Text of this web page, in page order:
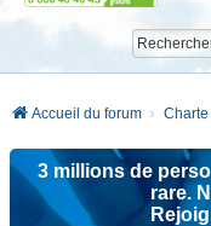
Accueil du forum Charte
3 millions de
rare.